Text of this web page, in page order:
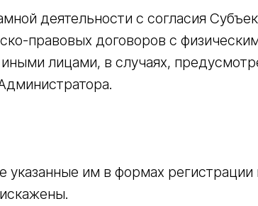
деятельности с согласия
правовых договоров с
лицами, в случаях,
указанные им в формах